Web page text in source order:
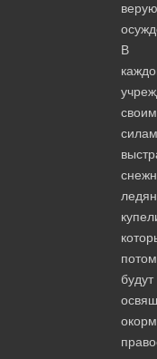
В
потом
будут